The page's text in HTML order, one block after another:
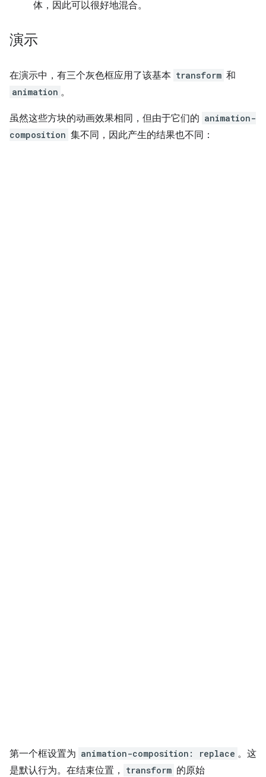
体，因此可以很好地混合。
演示
在演示中，有三个灰色框应用了该基本 transform 和
animation 。
虽然这些方块的动画效果相同，但由于它们的 animation-
composition 集不同，因此产生的结果也不同：
第一个框设置为 animation-composition: replace 。这
是默认行为。在结束位置，
transform 的原始